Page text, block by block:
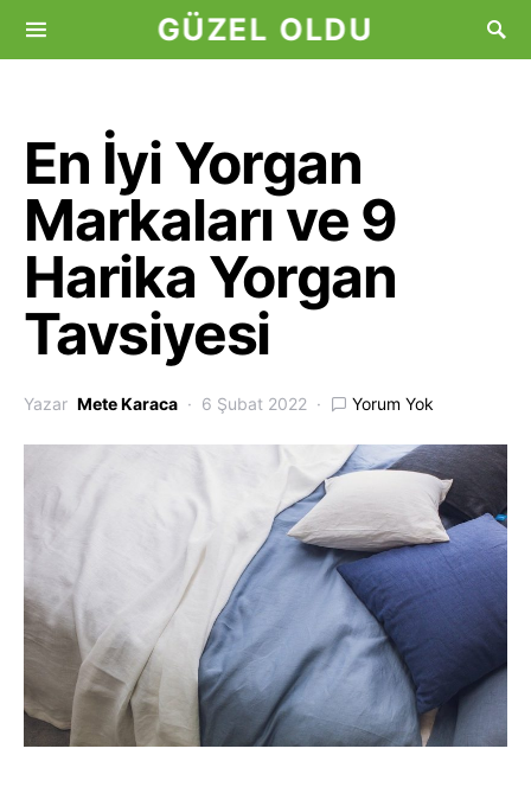
GÜZEL OLDU
En İyi Yorgan
Markaları ve 9
Harika Yorgan
Tavsiyesi
Yazar Mete Karaca 6 Şubat 2022 Yorum Yok